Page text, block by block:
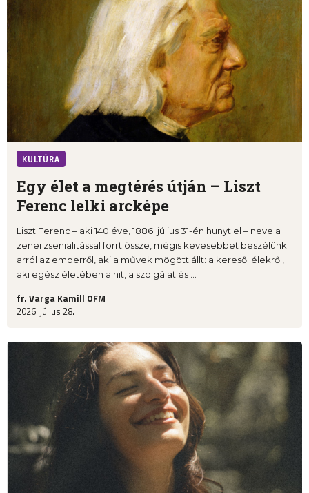
KULTÚRA
Egy élet a megtérés útján – Liszt
Ferenc lelki arcképe
Liszt Ferenc – aki 140 éve, 1886. július 31-én hunyt el – neve a
zenei zsenialitással forrt össze, mégis kevesebbet beszélünk
arról az emberről, aki a művek mögött állt: a kereső lélekről,
aki egész életében a hit, a szolgálat és ...
fr. Varga Kamill OFM
2026. július 28.